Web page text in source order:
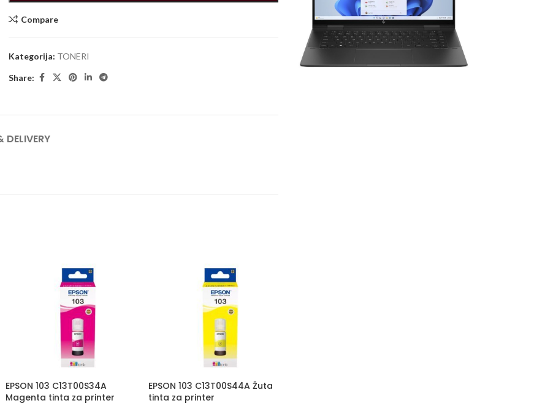
Compare
Kategorija: TONERI
Share:
DELIVERY
EPSON 103 C13T00S34A
Magenta tinta za printer
EPSON 103 C13T00S44A Žuta
tinta za printer